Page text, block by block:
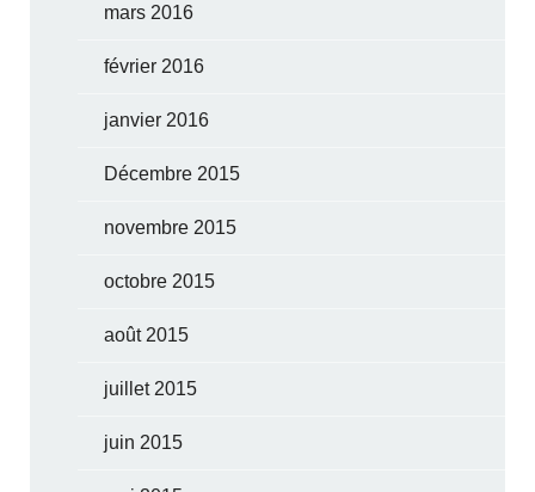
mars 2016
février 2016
janvier 2016
Décembre 2015
novembre 2015
octobre 2015
août 2015
juillet 2015
juin 2015